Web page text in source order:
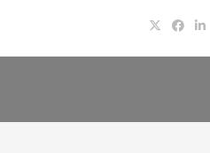
springen